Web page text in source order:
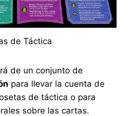
de Táctica
de un conjunto de
para llevar la cuenta de
de táctica o para
sobre las cartas.